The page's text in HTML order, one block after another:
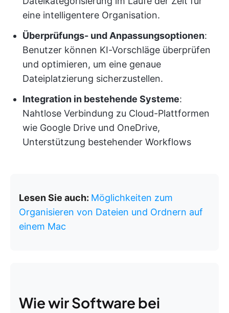
eine intelligentere Organisation.
Überprüfungs- und Anpassungsoptionen:
Benutzer können KI-Vorschläge überprüfen
und optimieren, um eine genaue
Dateiplatzierung sicherzustellen.
Integration in bestehende Systeme:
Nahtlose Verbindung zu Cloud-Plattformen
wie Google Drive und OneDrive,
Unterstützung bestehender Workflows
Lesen Sie auch: Möglichkeiten zum
Organisieren von Dateien und Ordnern auf
einem Mac
Wie wir Software bei